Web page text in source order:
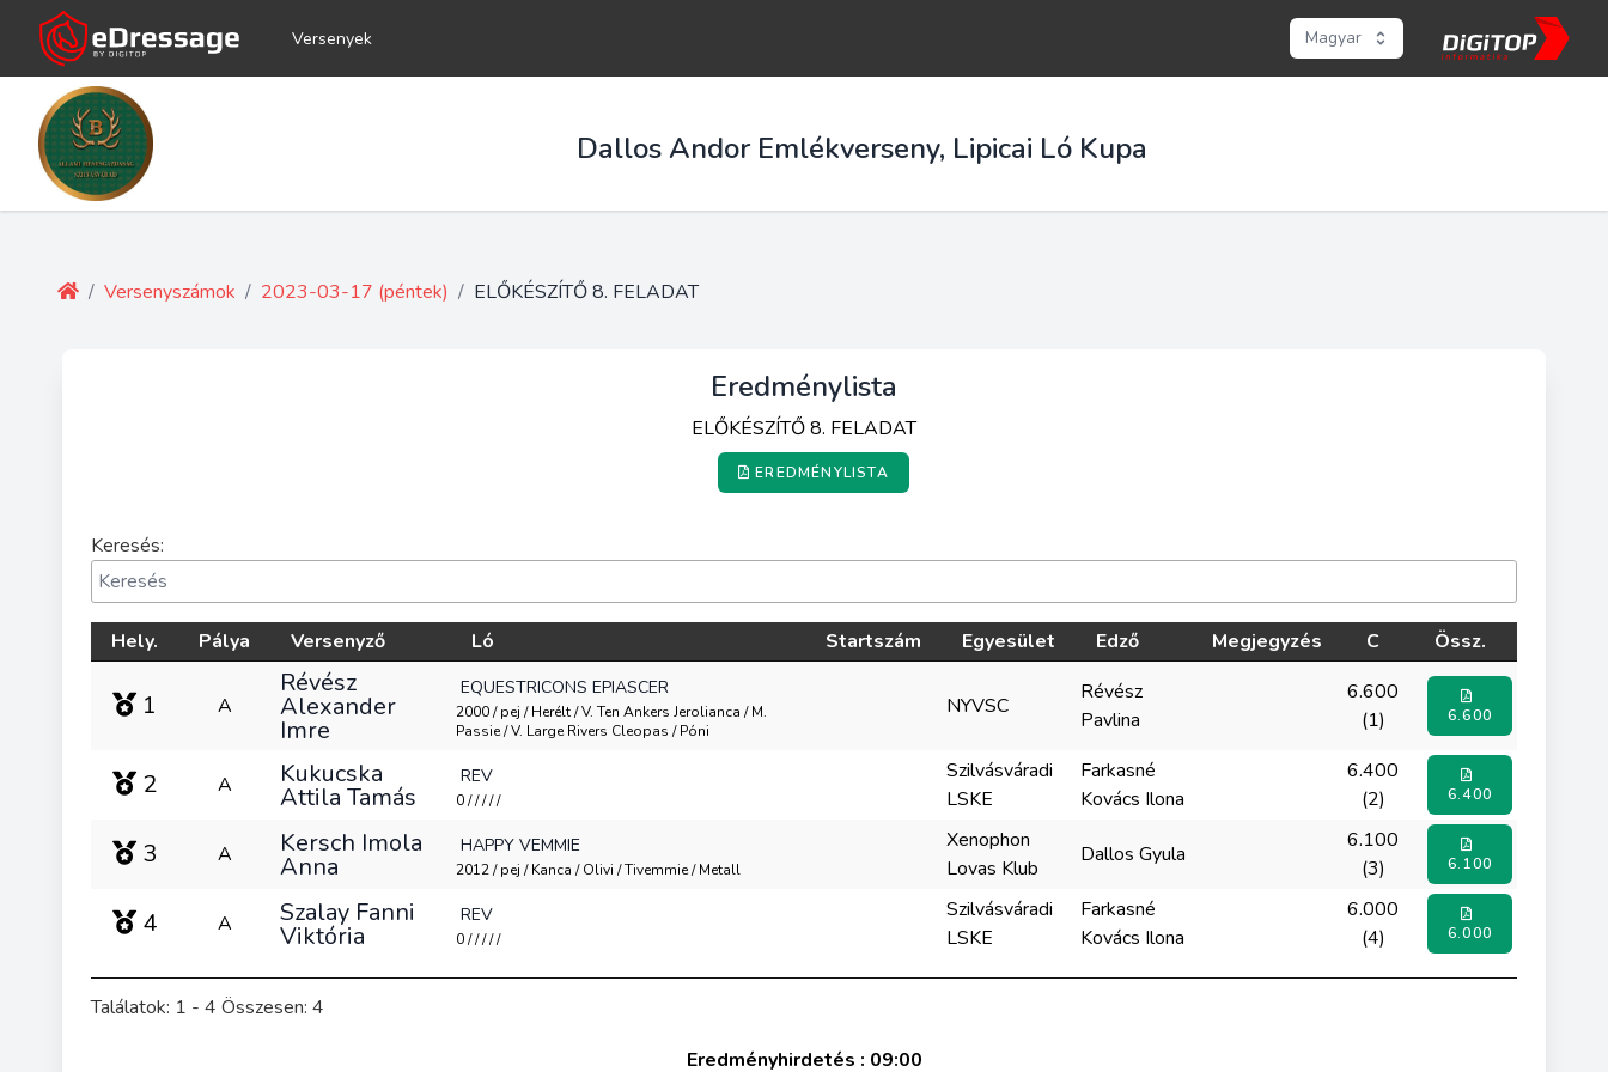
Versenyek Magyar
Dallos Andor Emlékverseny, Lipicai Ló Kupa
/ Versenyszámok / 2023-03-17 (péntek) / ELŐKÉSZÍTŐ 8. FELADAT
Eredménylista
ELŐKÉSZÍTŐ 8. FELADAT
EREDMÉNYLISTA
Keresés:
Hely. Pálya Versenyző Ló Startszám Egyesület Edző Megjegyzés C Össz.
1 A
Révész
Alexander
Imre
EQUESTRICONS EPIASCER
2000 / pej / Herélt / V. Ten Ankers Jerolianca / M.
Passie / V. Large Rivers Cleopas / Póni
NYVSC
Révész
Pavlina
6.600
(1)
6.600
2 A Kukucska
Attila Tamás
REV
0 / / / / /
Szilvásváradi
LSKE
Farkasné
Kovács Ilona
6.400
(2)
6.400
3 A Kersch Imola
Anna
HAPPY VEMMIE
2012 / pej / Kanca / Olivi / Tivemmie / Metall
Xenophon
Lovas Klub
Dallos Gyula
6.100
(3)
6.100
4 A Szalay Fanni
Viktória
REV
0 / / / / /
Szilvásváradi
LSKE
Farkasné
Kovács Ilona
6.000
(4)
6.000
Találatok: 1 - 4 Összesen: 4
Eredményhirdetés : 09:00